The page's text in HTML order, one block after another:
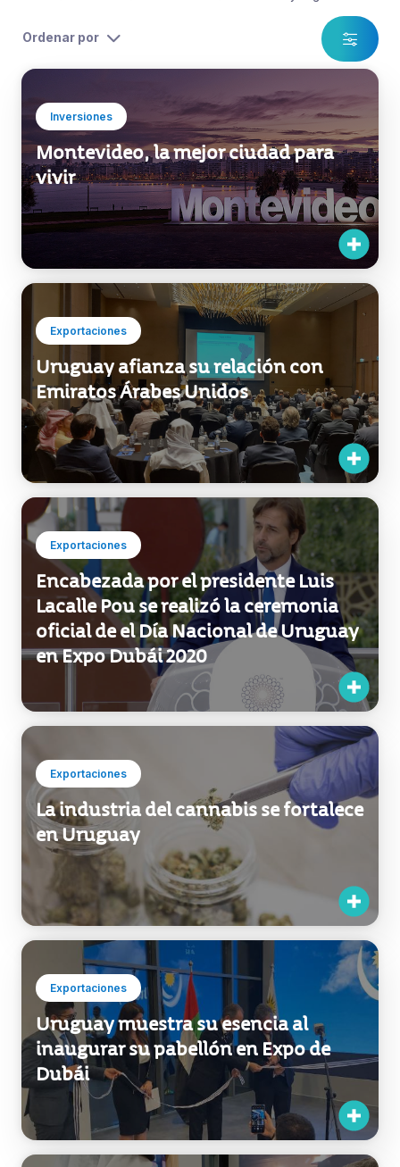
Comercio y negocios
Ordenar por
Inversiones
Montevideo, la mejor ciudad para
vivir
Exportaciones
Uruguay afianza su relación con
Emiratos Árabes Unidos
Exportaciones
Encabezada por el presidente Luis
Lacalle Pou se realizó la ceremonia
oficial de el Día Nacional de Uruguay
en Expo Dubái 2020
Exportaciones
La industria del cannabis se fortalece
en Uruguay
Exportaciones
Uruguay muestra su esencia al
inaugurar su pabellón en Expo de